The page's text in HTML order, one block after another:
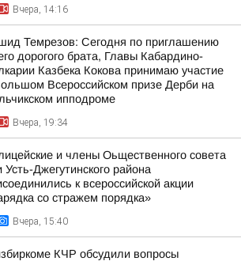
Вчера, 14:16
Темрезов: Сегодня по приглашению
дорогого брата, Главы Кабардино-
Казбека Кокова принимаю участие
Всероссийском призе Дерби на
ипподроме
Вчера, 19:34
и члены Оьщественного совета
Усть-Джегутинского района
к всероссийской акции
со стражем порядка»
Вчера, 15:40
КЧР обсудили вопросы